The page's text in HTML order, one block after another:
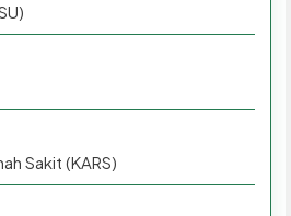
Sakit (KARS)